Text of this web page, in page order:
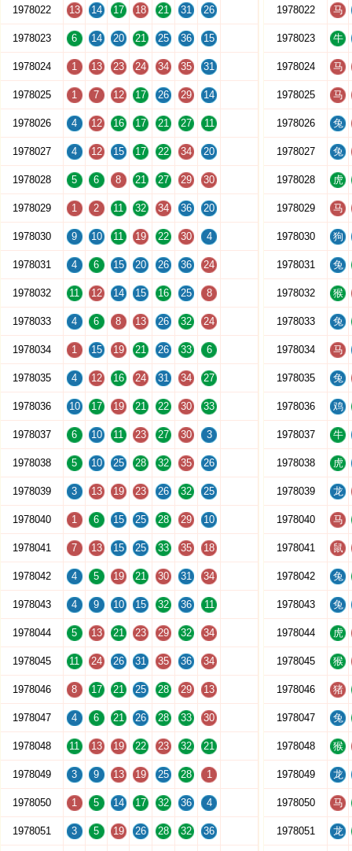
1978022 13 14 17 18 21 31 26
1978023 6 14 20 21 25 36 15
1978024 1 13 23 24 34 35 31
1978025 1 7 12 17 26 29 14
1978026 4 12 16 17 21 27 11
1978027 4 12 15 17 22 34 20
1978028 5 6 8 21 27 29 30
1978029 1 2 11 32 34 36 20
1978030 9 10 11 19 22 30 4
1978031 4 6 15 20 26 36 24
1978032 11 12 14 15 16 25 8
1978033 4 6 8 13 26 32 24
1978034 1 15 19 21 26 33 6
1978035 4 12 16 24 31 34 27
1978036 10 17 19 21 22 30 33
1978037 6 10 11 23 27 30 3
1978038 5 10 25 28 32 35 26
1978039 3 13 19 23 26 32 25
1978040 1 6 15 25 28 29 10
1978041 7 13 15 25 33 35 18
1978042 4 5 19 21 30 31 34
1978043 4 9 10 15 32 36 11
1978044 5 13 21 23 29 32 34
1978045 11 24 26 31 35 36 34
1978046 8 17 21 25 28 29 13
1978047 4 6 21 26 28 33 30
1978048 11 13 19 22 23 32 21
1978049 3 9 13 19 25 28 1
1978050 1 5 14 17 32 36 4
1978051 3 5 19 26 28 32 36
1978022 马
1978023 牛
1978024 马
1978025 马
1978026 兔
1978027 兔
1978028 虎
1978029 马
1978030 狗
1978031 兔
1978032 猴
1978033 兔
1978034 马
1978035 兔
1978036 鸡
1978037 牛
1978038 虎
1978039 龙
1978040 马
1978041 鼠
1978042 兔
1978043 兔
1978044 虎
1978045 猴
1978046 猪
1978047 兔
1978048 猴
1978049 龙
1978050 马
1978051 龙